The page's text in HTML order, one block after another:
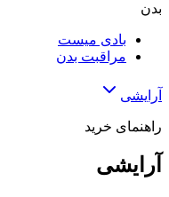
بدن
بادی میست
مراقبت بدن
آرایشی
راهنمای خرید
آرایشی